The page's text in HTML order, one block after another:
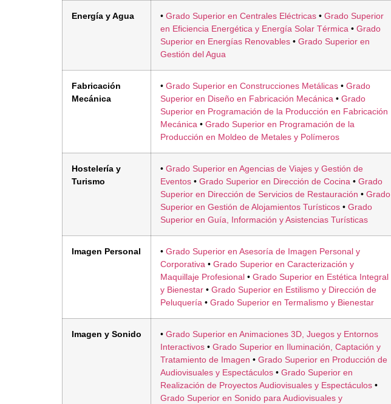
Energía y Agua • Grado Superior en Centrales Eléctricas • Grado Superior
en Eficiencia Energética y Energía Solar Térmica • Grado
Superior en Energías Renovables • Grado Superior en
Gestión del Agua
Fabricación
Mecánica
• Grado Superior en Construcciones Metálicas • Grado
Superior en Diseño en Fabricación Mecánica • Grado
Superior en Programación de la Producción en Fabricación
Mecánica • Grado Superior en Programación de la
Producción en Moldeo de Metales y Polímeros
Hostelería y
Turismo
• Grado Superior en Agencias de Viajes y Gestión de
Eventos • Grado Superior en Dirección de Cocina • Grado
Superior en Dirección de Servicios de Restauración • Grado
Superior en Gestión de Alojamientos Turísticos • Grado
Superior en Guía, Información y Asistencias Turísticas
Imagen Personal • Grado Superior en Asesoría de Imagen Personal y
Corporativa • Grado Superior en Caracterización y
Maquillaje Profesional • Grado Superior en Estética Integral
y Bienestar • Grado Superior en Estilismo y Dirección de
Peluquería • Grado Superior en Termalismo y Bienestar
Imagen y Sonido • Grado Superior en Animaciones 3D, Juegos y Entornos
Interactivos • Grado Superior en Iluminación, Captación y
Tratamiento de Imagen • Grado Superior en Producción de
Audiovisuales y Espectáculos • Grado Superior en
Realización de Proyectos Audiovisuales y Espectáculos •
Grado Superior en Sonido para Audiovisuales y